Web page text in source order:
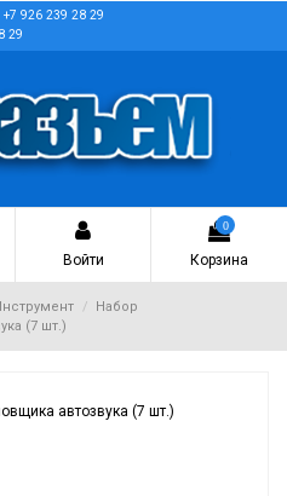
+7 926 239 28 29
29
Войти
0
Корзина
Набор
(7 шт.)